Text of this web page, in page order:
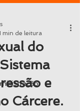
do
e
Cárcere.
min de leitura